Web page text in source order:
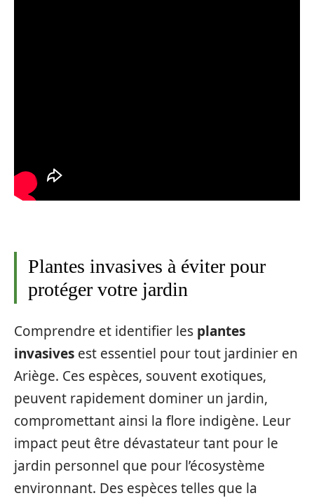
Plantes invasives à éviter pour
protéger votre jardin
Comprendre et identifier les plantes
invasives est essentiel pour tout jardinier en
Ariège. Ces espèces, souvent exotiques,
peuvent rapidement dominer un jardin,
compromettant ainsi la flore indigène. Leur
impact peut être dévastateur tant pour le
jardin personnel que pour l’écosystème
environnant. Des espèces telles que la